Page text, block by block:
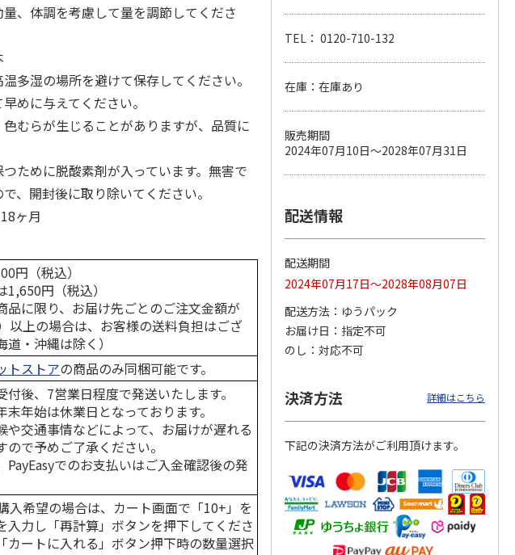
師開発 ニオイ
円
別・税込)
無添加良品 カムカ
…
470円
(送料別・税込)
銀のスプーン パウ
おに…
(送料別・税込)
ペット線香 虹のか
なた フルーティフ
ローラルの香り
えBOX とりささ
量、体調を考慮して量を調節してくださ
多湿の場所を避けて保存してください。
めに与えてください。
色むらが生じることがありますが、品質に
ために脱酸素剤が入っています。無害で
、開封後に取り除いてください。
ヶ月
円（税込）
円（税込）
品に限り、お届け先ごとのご注文金額が
以上の場合は、お客様の送料負担はござ
・沖縄は除く）
トストアの商品のみ同梱可能です。
付後、7営業日程度で発送いたします。
年始は休業日となっております。
交通事情などによって、お届けが遅れる
ので予めご了承ください。
でのお支払いはご入金確認後の発
入希望の場合は、カート画面で「10+」を
入力し「再計算」ボタンを押下してくださ
カートに入れる」ボタン押下時の数量選択
TEL： 0120-710-132
在庫：在庫あり
販売期間
2024年07月10日～2028年07月31日
配送情報
配送期間
2024年07月17日～2028年08月07日
配送方法
ゆうパック
お届け日
指定不可
のし
対応不可
決済方法 詳細はこちら
下記の決済方法がご利用頂けます。